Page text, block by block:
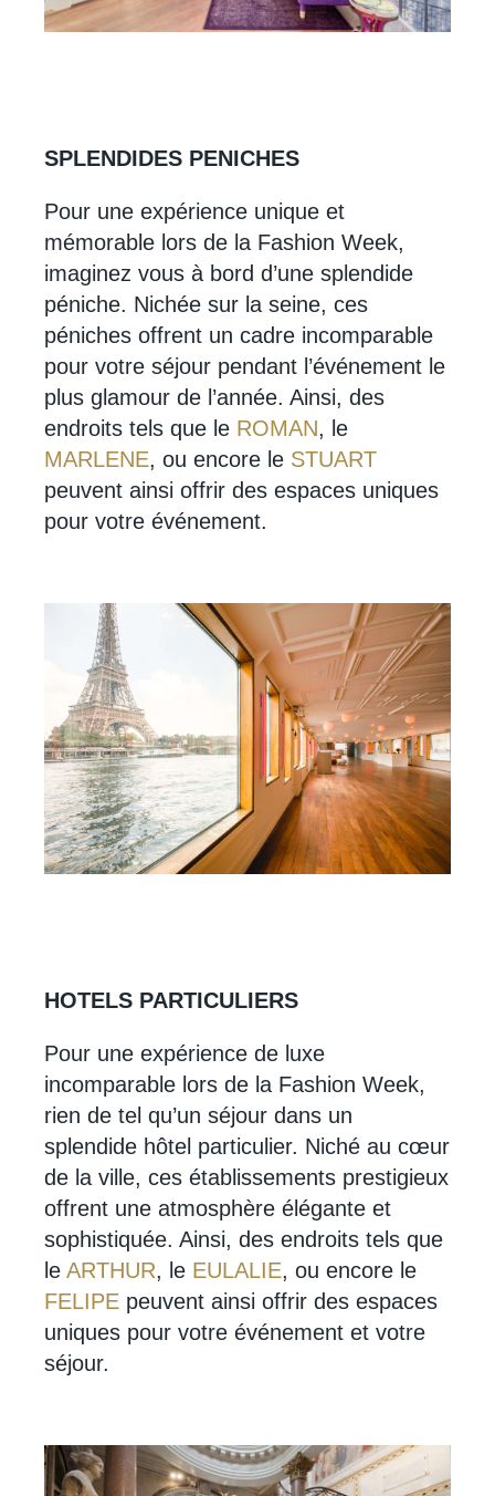
SPLENDIDES PENICHES
Pour une expérience unique et
mémorable lors de la Fashion Week,
imaginez vous à bord d’une splendide
péniche. Nichée sur la seine, ces
péniches offrent un cadre incomparable
pour votre séjour pendant l’événement le
plus glamour de l’année. Ainsi, des
endroits tels que le ROMAN, le
MARLENE, ou encore le STUART
peuvent ainsi offrir des espaces uniques
pour votre événement.
HOTELS PARTICULIERS
Pour une expérience de luxe
incomparable lors de la Fashion Week,
rien de tel qu’un séjour dans un
splendide hôtel particulier. Niché au cœur
de la ville, ces établissements prestigieux
offrent une atmosphère élégante et
sophistiquée. Ainsi, des endroits tels que
le ARTHUR, le EULALIE, ou encore le
FELIPE peuvent ainsi offrir des espaces
uniques pour votre événement et votre
séjour.